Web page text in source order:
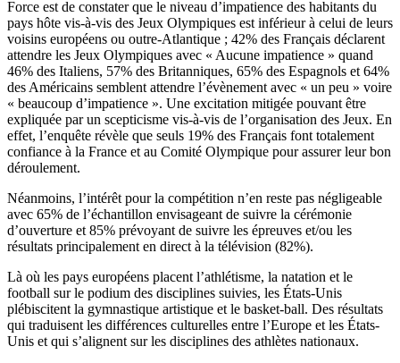
Force est de constater que le niveau d’impatience des habitants du
pays hôte vis-à-vis des Jeux Olympiques est inférieur à celui de leurs
voisins européens ou outre-Atlantique ; 42% des Français déclarent
attendre les Jeux Olympiques avec « Aucune impatience » quand
46% des Italiens, 57% des Britanniques, 65% des Espagnols et 64%
des Américains semblent attendre l’évènement avec « un peu » voire
« beaucoup d’impatience ». Une excitation mitigée pouvant être
expliquée par un scepticisme vis-à-vis de l’organisation des Jeux. En
effet, l’enquête révèle que seuls 19% des Français font totalement
confiance à la France et au Comité Olympique pour assurer leur bon
déroulement.
Néanmoins, l’intérêt pour la compétition n’en reste pas négligeable
avec 65% de l’échantillon envisageant de suivre la cérémonie
d’ouverture et 85% prévoyant de suivre les épreuves et/ou les
résultats principalement en direct à la télévision (82%).
Là où les pays européens placent l’athlétisme, la natation et le
football sur le podium des disciplines suivies, les États-Unis
plébiscitent la gymnastique artistique et le basket-ball. Des résultats
qui traduisent les différences culturelles entre l’Europe et les États-
Unis et qui s’alignent sur les disciplines des athlètes nationaux.